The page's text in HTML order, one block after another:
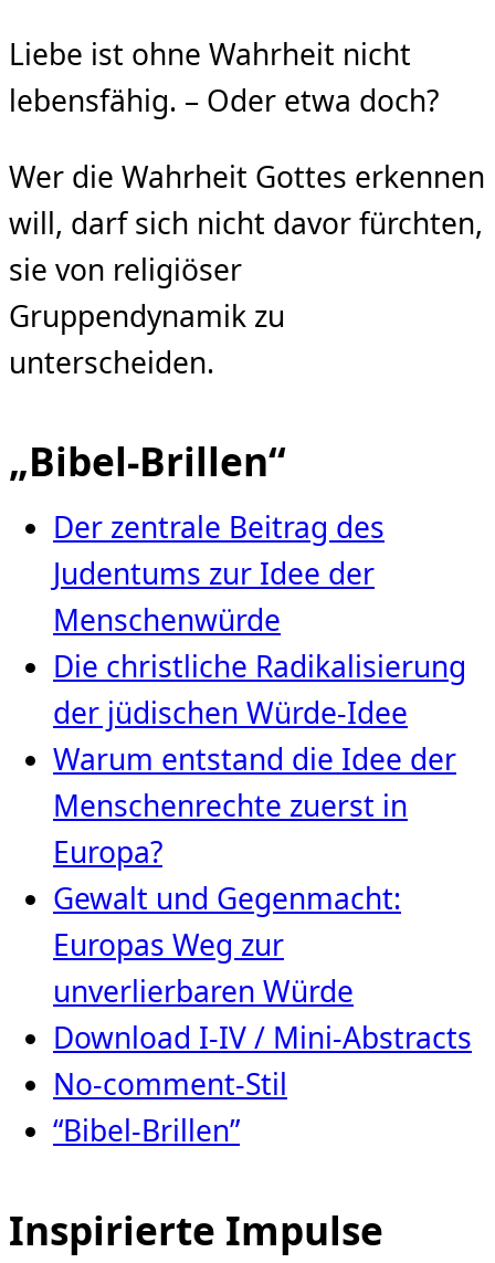
Liebe ist ohne Wahrheit nicht
lebensfähig. – Oder etwa doch?
Wer die Wahrheit Gottes erkennen
will, darf sich nicht davor fürchten,
sie von religiöser
Gruppendynamik zu
unterscheiden.
„Bibel-Brillen“
Der zentrale Beitrag des
Judentums zur Idee der
Menschenwürde
Die christliche Radikalisierung
der jüdischen Würde‑Idee
Warum entstand die Idee der
Menschenrechte zuerst in
Europa?
Gewalt und Gegenmacht:
Europas Weg zur
unverlierbaren Würde
Download I-IV / Mini-Abstracts
No-comment-Stil
“Bibel-Brillen”
Inspirierte Impulse